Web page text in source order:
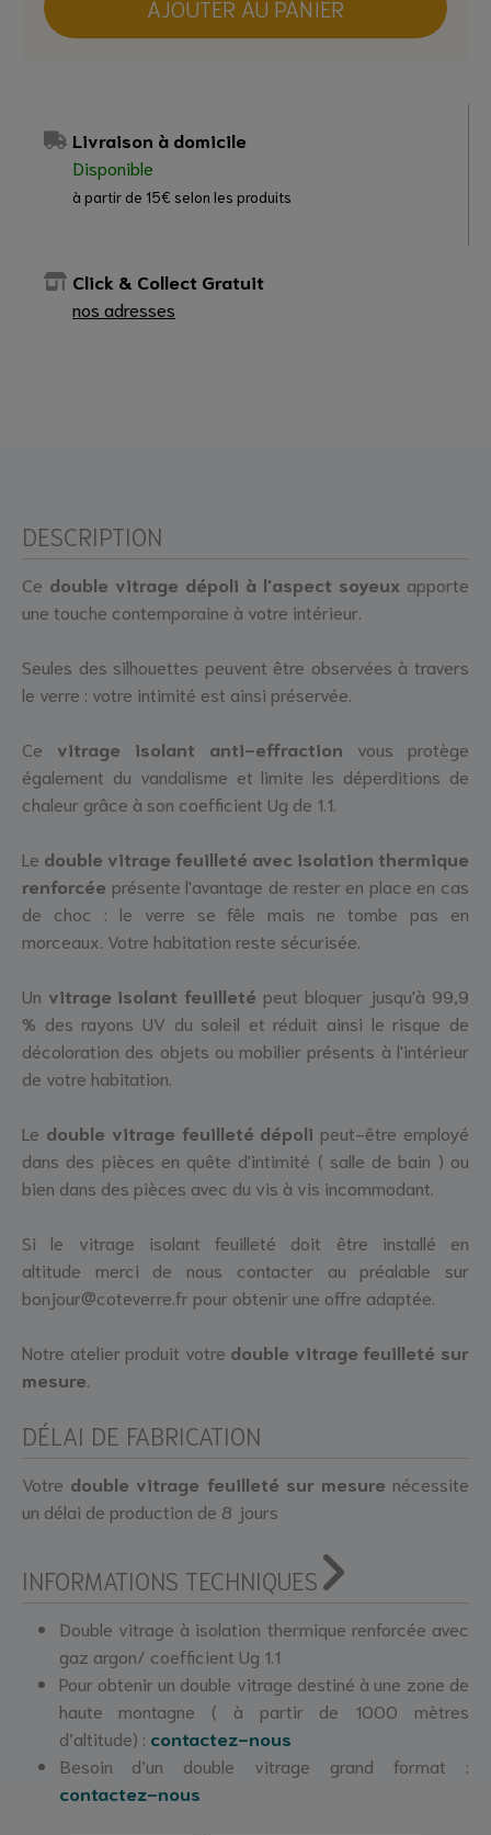
AJOUTER AU PANIER
Livraison à domicile
Disponible
à partir de 15€ selon les produits
Click & Collect Gratuit
nos adresses
DESCRIPTION
Ce double vitrage dépoli à l'aspect soyeux apporte
une touche contemporaine à votre intérieur.
Seules des silhouettes peuvent être observées à travers
le verre : votre intimité est ainsi préservée.
Ce vitrage isolant anti-effraction vous protège
également du vandalisme et limite les déperditions de
chaleur grâce à son coefficient Ug de 1.1.
Le double vitrage feuilleté avec isolation thermique
renforcée présente l'avantage de rester en place en cas
de choc : le verre se fêle mais ne tombe pas en
morceaux. Votre habitation reste sécurisée.
Un vitrage isolant feuilleté peut bloquer jusqu'à 99,9
% des rayons UV du soleil et réduit ainsi le risque de
décoloration des objets ou mobilier présents à l'intérieur
de votre habitation.
Le double vitrage feuilleté dépoli peut-être employé
dans des pièces en quête d'intimité ( salle de bain ) ou
bien dans des pièces avec du vis à vis incommodant.
Si le vitrage isolant feuilleté doit être installé en
altitude merci de nous contacter au préalable sur
bonjour@coteverre.fr pour obtenir une offre adaptée.
Notre atelier produit votre double vitrage feuilleté sur
mesure
DÉLAI DE FABRICATION
Votre double vitrage feuilleté sur mesure nécessite
un délai de production de 8 jours
INFORMATIONS TECHNIQUES
Double vitrage à isolation thermique renforcée avec
gaz argon/ coefficient Ug 1.1
Pour obtenir un double vitrage destiné à une zone de
haute montagne ( à partir de 1000 mètres
d’altitude) : contactez-nous
Besoin d’un double vitrage grand format :
contactez-nous